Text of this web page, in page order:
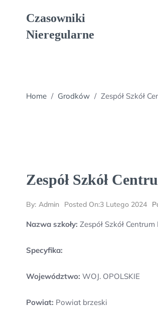
Czasowniki
Nieregularne
Home / Grodków / Zespół Szkół
Zespół Szkół
By: Admin Posted On:3 Lutego 2024
Nazwa szkoły: Zespół Szkół
Specyfika:
Województwo: WOJ. OPOLSKIE
Powiat: Powiat brzeski